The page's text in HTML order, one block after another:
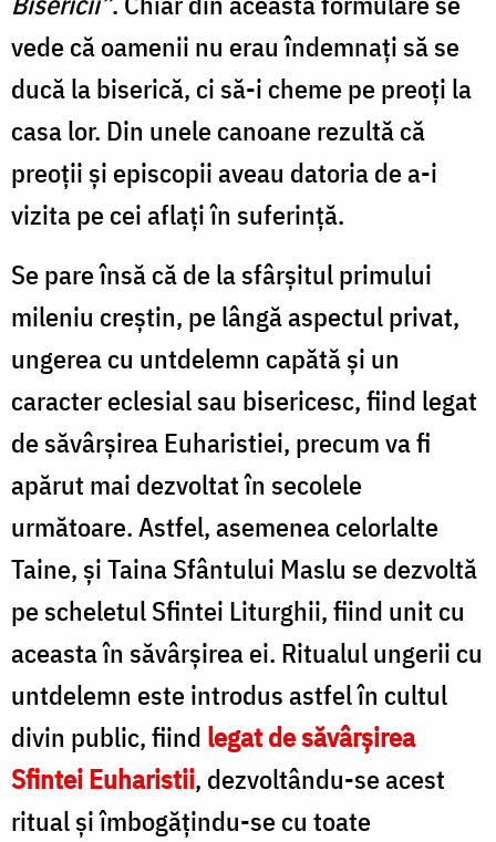
vede că oamenii nu erau îndemnați să se
ducă la biserică, ci să-i cheme pe preoți la
casa lor. Din unele canoane rezultă că
preoții și episcopii aveau datoria de a-i
vizita pe cei aflați în suferință.
Se pare însă că de la sfârșitul primului
mileniu creștin, pe lângă aspectul privat,
ungerea cu untdelemn capătă și un
caracter eclesial sau bisericesc, fiind legat
de săvârșirea Euharistiei, precum va fi
apărut mai dezvoltat în secolele
următoare. Astfel, asemenea celorlalte
Taine, și Taina Sfântului Maslu se dezvoltă
pe scheletul Sfintei Liturghii, fiind unit cu
aceasta în săvârșirea ei. Ritualul ungerii cu
untdelemn este introdus astfel în cultul
divin public, fiind legat de săvârșirea
Sfintei Euharistii, dezvoltându-se acest
ritual și îmbogățindu-se cu toate